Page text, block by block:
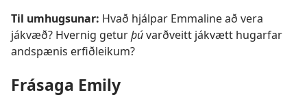
Til umhugsunar: Hvað hjálpar Emmaline að vera
jákvæð? Hvernig geturþúvarðveitt jákvætt hugarfar
andspænis erfiðleikum?
Frásaga Emily